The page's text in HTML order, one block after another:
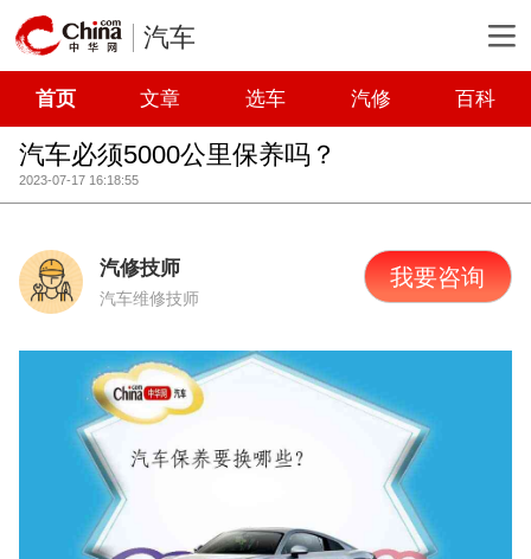
汽车
首页 文章 选车 汽修 百科
汽车必须5000公里保养吗？
2023-07-17 16:18:55
汽修技师
汽车维修技师
我要咨询